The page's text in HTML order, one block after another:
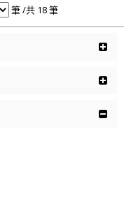
筆 /共 18 筆